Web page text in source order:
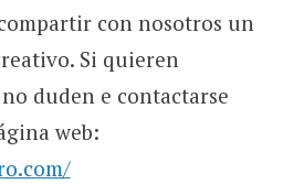
con nosotros un
Si quieren
duden e contactarse
web: